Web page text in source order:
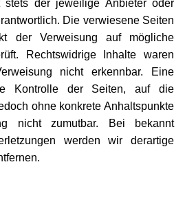
stets der jeweilige Anbieter oder
Die verwiesene Seiten
der Verweisung auf mögliche
Rechtswidrige Inhalte waren
nicht erkennbar. Eine
Kontrolle der Seiten, auf die
ohne konkrete Anhaltspunkte
nicht zumutbar. Bei bekannt
werden wir derartige